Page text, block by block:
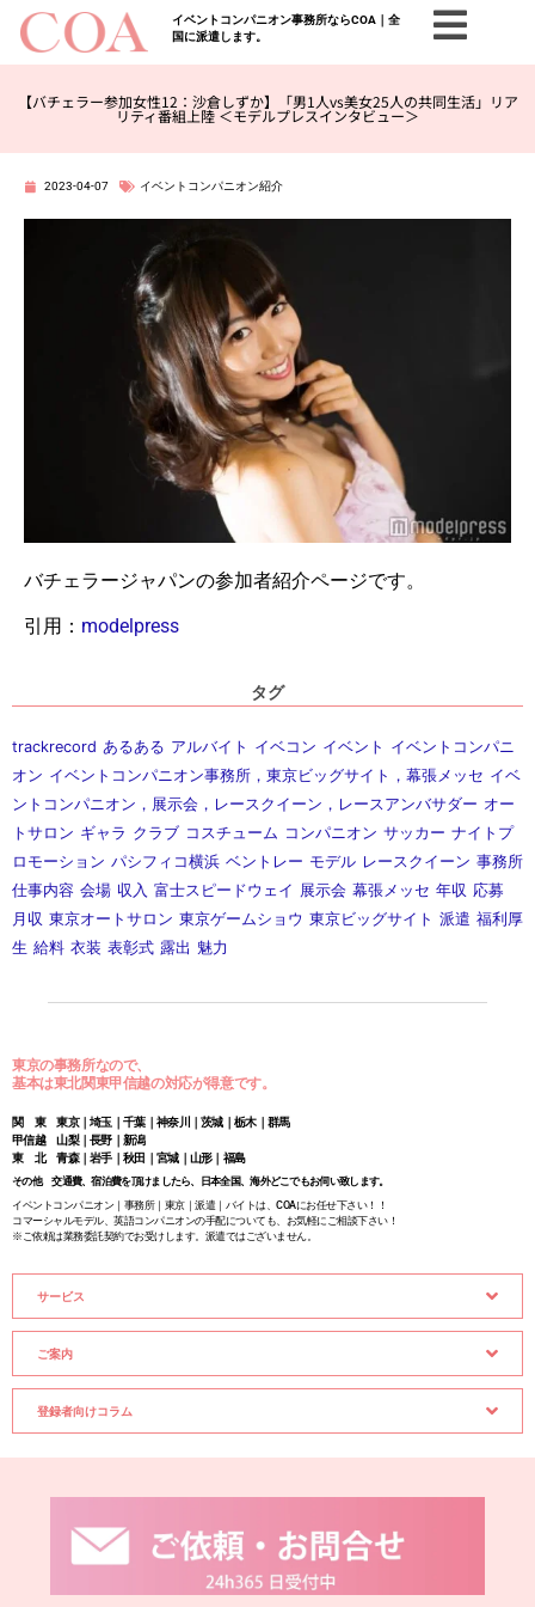
イベントコンパニオン事務所ならCOA｜全
国に派遣します。
【バチェラー参加女性12：沙倉しずか】「男1人vs美女25人の共同生活」リア
リティ番組上陸 ＜モデルプレスインタビュー＞
2023-04-07 イベントコンパニオン紹介
バチェラージャパンの参加者紹介ページです。
引用： modelpress
タグ
trackrecord あるある アルバイト イベコン イベント イベントコンパニ
オン イベントコンパニオン事務所，東京ビッグサイト，幕張メッセ イベ
ントコンパニオン，展示会，レースクイーン，レースアンバサダー オー
トサロン ギャラ クラブ コスチューム コンパニオン サッカー ナイトプ
ロモーション パシフィコ横浜 ベントレー モデル レースクイーン 事務所
仕事内容 会場 収入 富士スピードウェイ 展示会 幕張メッセ 年収 応募
月収 東京オートサロン 東京ゲームショウ 東京ビッグサイト 派遣 福利厚
生 給料 衣装 表彰式 露出 魅力
東京の事務所なので、
基本は東北関東甲信越の対応が得意です。
関 東 東京｜埼玉｜千葉｜神奈川｜茨城｜栃木｜群馬
甲信越 山梨｜長野｜新潟
東 北 青森｜岩手｜秋田｜宮城｜山形｜福島
その他 交通費、宿泊費を頂けましたら、日本全国、海外どこでもお伺い致します。
イベントコンパニオン｜事務所｜東京｜派遣｜バイトは、COAにお任せ下さい！！
コマーシャルモデル、英語コンパニオンの手配についても、お気軽にご相談下さい！
※ご依頼は業務委託契約でお受けします。派遣ではございません。
サービス
ご案内
登録者向けコラム